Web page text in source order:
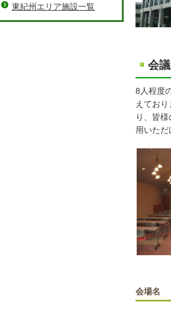
会
8人程度
えてお
り、皆
用いただ
会場名
東紀州エリア施設一覧